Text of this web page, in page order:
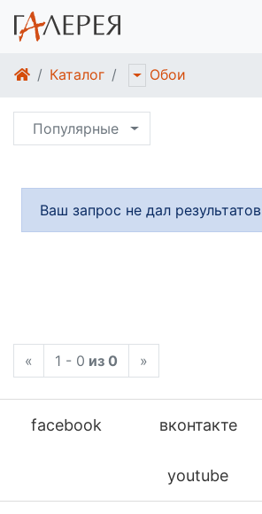
Каталог Обои
Популярные
Ваш запрос не дал результатов
« 1 - 0 из 0 »
facebook вконтакте
youtube